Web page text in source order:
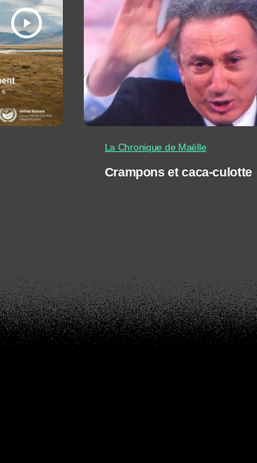
play_arrow
La Chronique de Maëlle
Crampons et caca-culotte